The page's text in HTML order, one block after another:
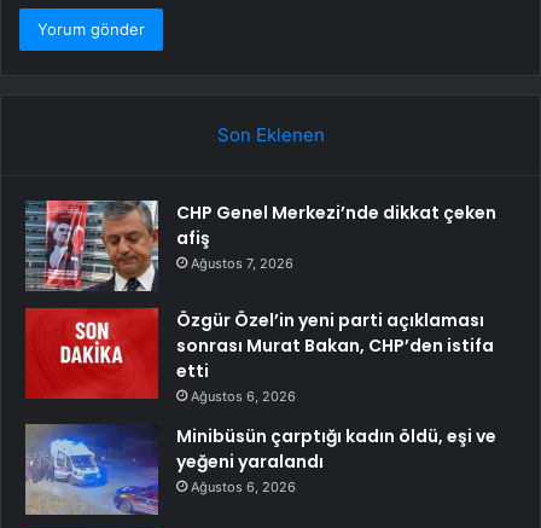
Son Eklenen
CHP Genel Merkezi’nde dikkat çeken
afiş
Ağustos 7, 2026
Özgür Özel’in yeni parti açıklaması
sonrası Murat Bakan, CHP’den istifa
etti
Ağustos 6, 2026
Minibüsün çarptığı kadın öldü, eşi ve
yeğeni yaralandı
Ağustos 6, 2026